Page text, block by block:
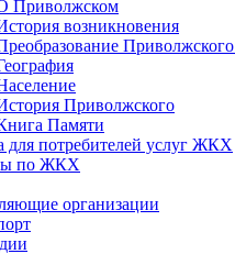
Приволжском
возникновения
Приволжского
Памяти
для потребителей услуг ЖКХ
по ЖКХ
организации